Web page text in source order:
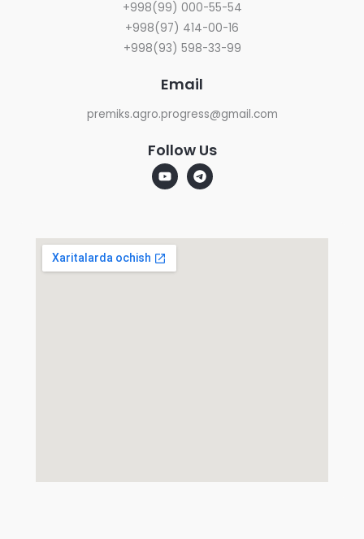
+998(99) 000-55-54
+998(97) 414-00-16
+998(93) 598-33-99
Email
premiks.agro.progress@gmail.com
Follow Us